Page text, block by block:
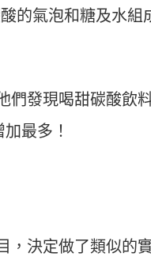
的氣泡和糖及水組
們發現喝甜碳酸飲
最多！
，決定做了類似的